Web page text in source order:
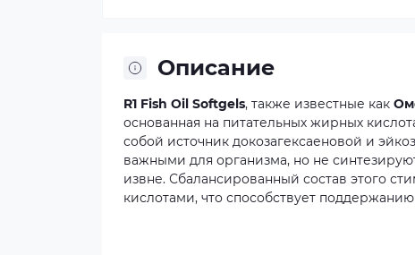
Описание
R1 Fish Oil Softgels, также известные как
основанная на питательных жирных
собой источник докозагексаеновой и
важными для организма, но не
извне. Сбалансированный состав этого
кислотами, что способствует поддержанию